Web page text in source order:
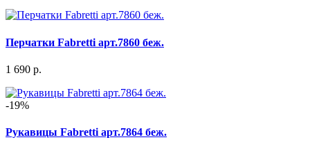
Перчатки Fabretti арт.7860 беж.
1 690 р.
-19%
Рукавицы Fabretti арт.7864 беж.